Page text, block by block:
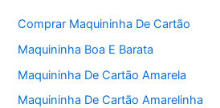
Comprar Maquininha De Cartão
Maquininha Boa E Barata
Maquininha De Cartão Amarela
Maquininha De Cartão Amarelinha